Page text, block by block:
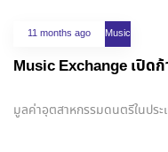
11 months ago Music
Music Exchange เปิด
มูลค่าอุตสาหกรรมดนตรีในประ